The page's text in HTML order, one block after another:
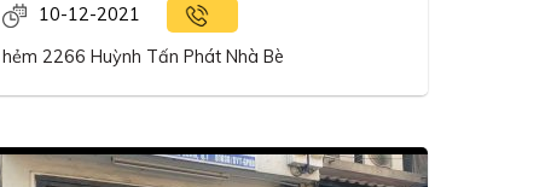
10-12-2021
hẻm 2266 Huỳnh Tấn Phát Nhà Bè